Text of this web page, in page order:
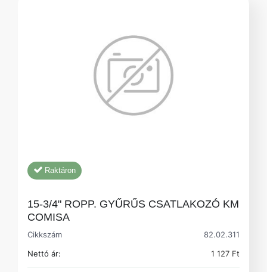
Raktáron
15-3/4" ROPP. GYŰRŰS CSATLAKOZÓ KM
COMISA
Cikkszám
82.02.311
Nettó ár:
1 127 Ft